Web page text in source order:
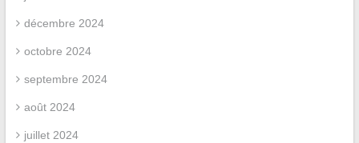
décembre 2024
octobre 2024
septembre 2024
août 2024
juillet 2024